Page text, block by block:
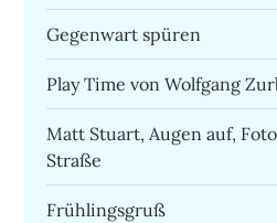
Gegenwart spüren
Play Time von Wolfgang
Matt Stuart, Augen auf,
Straße
Frühlingsgruß